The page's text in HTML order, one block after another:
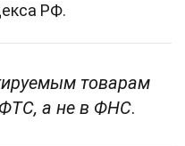
РФ.
товарам
ФТС, а не в ФНС.